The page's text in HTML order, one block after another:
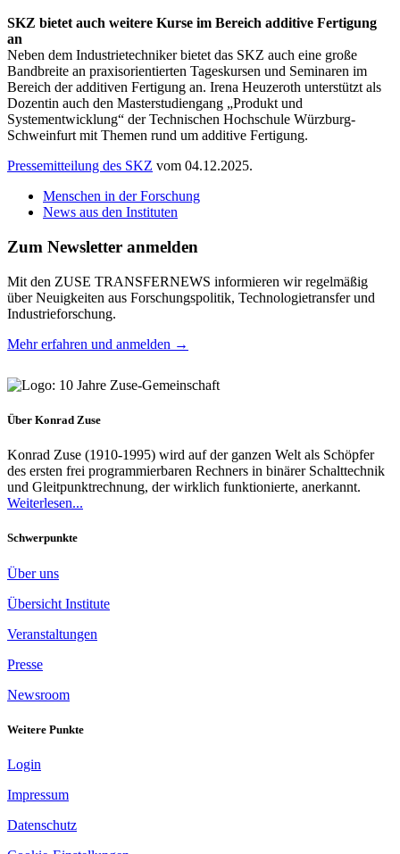
SKZ bietet auch weitere Kurse im Bereich additive Fertigung
an
Neben dem Industrietechniker bietet das SKZ auch eine große
Bandbreite an praxisorientierten Tageskursen und Seminaren im
Bereich der additiven Fertigung an. Irena Heuzeroth unterstützt als
Dozentin auch den Masterstudiengang „Produkt und
Systementwicklung“ der Technischen Hochschule Würzburg-
Schweinfurt mit Themen rund um additive Fertigung.
Pressemitteilung des SKZ vom 04.12.2025.
Menschen in der Forschung
News aus den Instituten
Zum Newsletter anmelden
Mit den ZUSE TRANSFERNEWS informieren wir regelmäßig
über Neuigkeiten aus Forschungspolitik, Technologietransfer und
Industrieforschung.
Mehr erfahren und anmelden →
Über Konrad Zuse
Konrad Zuse (1910-1995) wird auf der ganzen Welt als Schöpfer
des ersten frei programmierbaren Rechners in binärer Schalttechnik
und Gleitpunktrechnung, der wirklich funktionierte, anerkannt.
Weiterlesen...
Schwerpunkte
Über uns
Übersicht Institute
Veranstaltungen
Presse
Newsroom
Weitere Punkte
Login
Impressum
Datenschutz